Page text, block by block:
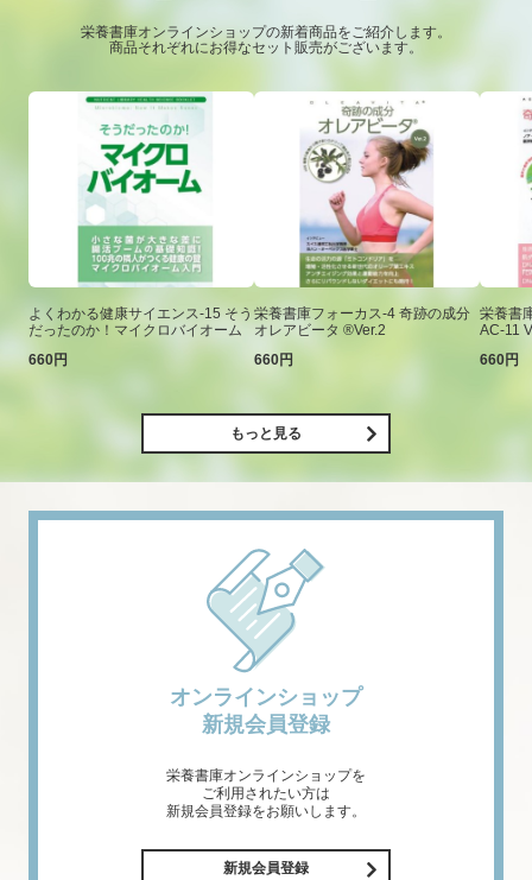
栄養書庫オンラインショップの新着商品をご紹介します。
商品それぞれにお得なセット販売がございます。
よくわかる健康サイエンス-15 そう
だったのか！マイクロバイオーム
660円
栄養書庫フォーカス-4 奇跡の成分
オレアビータ ®Ver.2
660円
栄養書
AC-11
660円
もっと見る
オンラインショップ
新規会員登録
栄養書庫オンラインショップを
ご利用されたい方は
新規会員登録をお願いします。
新規会員登録